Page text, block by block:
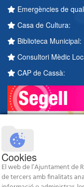
Emergències de
Casa de Cultura:
Biblioteca Municipal:
Consultori Mèdic
CAP de Cassà:
Cookies
El web de l’Ajuntament de
de tercers amb finalitats